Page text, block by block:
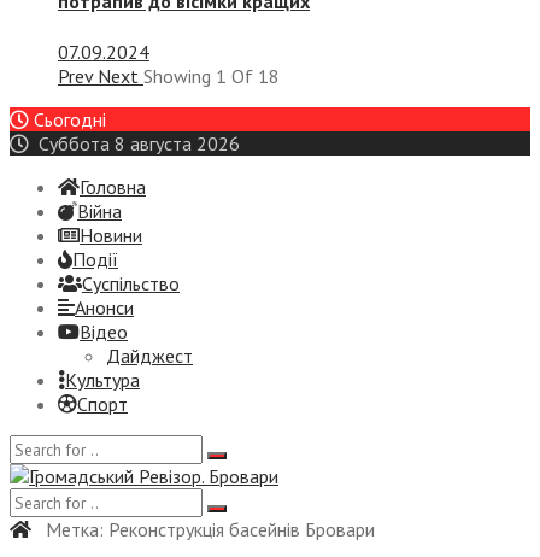
07.09.2024
Prev Next Showing 1 Of 18
Сьогодні
Суббота 8 августа 2026
Головна
Війна
Новини
Події
Суспiльство
Анонси
Відео
Дайджест
Культура
Спорт
Метка: Реконструкція басейнів Бровари